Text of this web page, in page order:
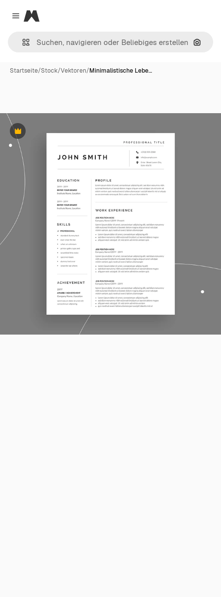
Close menu
Magnific
Nach
Startseite/Stock/Vektoren/Minimalistische Lebe…
Premium